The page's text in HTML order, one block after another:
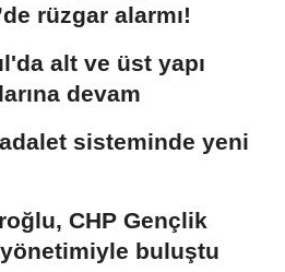
rüzgar alarmı!
alt ve üst yapı
devam
sisteminde yeni
CHP Gençlik
yönetimiyle buluştu